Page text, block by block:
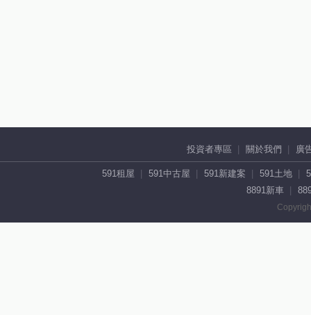
投資者專區 關於我們 廣
591租屋 591中古屋 591新建案 591土地
8891新車